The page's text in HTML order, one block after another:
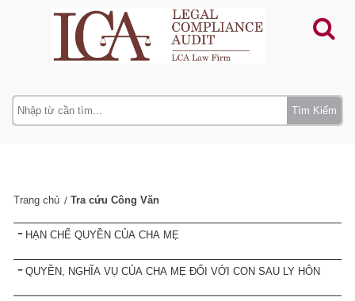
Tìm Kiếm
Trang chủ Tra cứu Công Văn
HẠN CHẾ QUYỀN CỦA CHA MẸ
QUYỀN, NGHĨA VỤ CỦA CHA MẸ ĐỐI VỚI CON SAU LY HÔN